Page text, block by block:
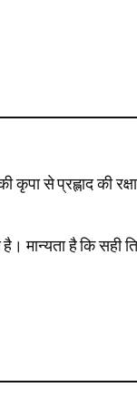
से प्रह्लाद की
मान्यता है कि सही